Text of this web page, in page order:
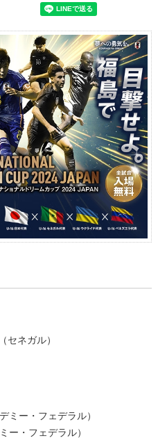
ネガル）
ー・フェデラル）
・フェデラル）